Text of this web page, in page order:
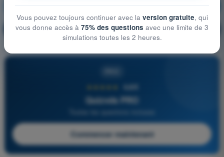
Procédures opérationnelles S'entraîner !
🔒 PRO Explication de la question
4,6/5
Quizvds PRO
Commencer maintenant
Vous pouvez toujours continuer avec la version gratuite, qui
vous donne accès à 75% des questions avec une limite de 3
simulations toutes les 2 heures.